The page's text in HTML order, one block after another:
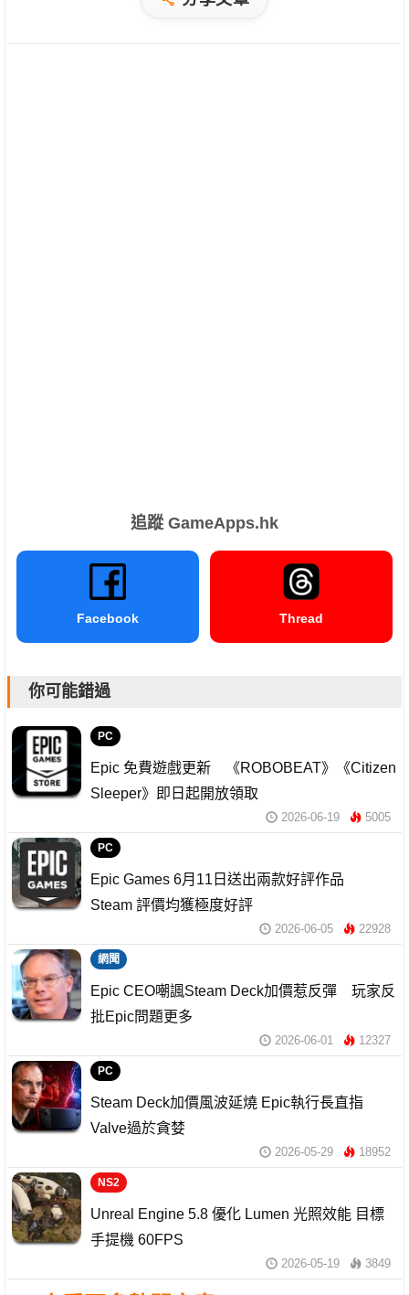
追蹤 GameApps.hk
Facebook Thread
你可能錯過
PC
Epic 免費遊戲更新 《ROBOBEAT》《Citizen
Sleeper》即日起開放領取
2026-06-19 5005
PC
Epic Games 6月11日送出兩款好評作品
Steam 評價均獲極度好評
2026-06-05 22928
網聞
Epic CEO嘲諷Steam Deck加價惹反彈 玩家反
批Epic問題更多
2026-06-01 12327
PC
Steam Deck加價風波延燒 Epic執行長直指
Valve過於貪婪
2026-05-29 18952
NS2
Unreal Engine 5.8 優化 Lumen 光照效能 目標
手提機 60FPS
2026-05-19 3849